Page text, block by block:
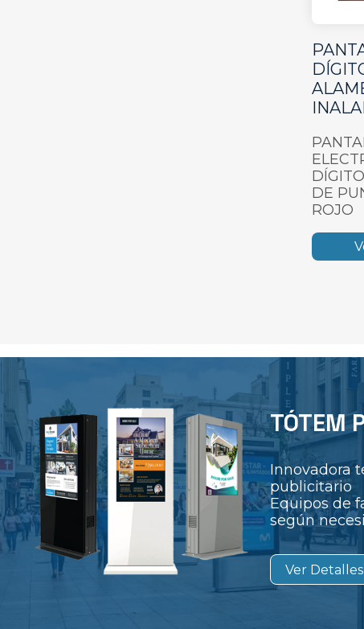
DE
ROJO
TÓTEM
Innovadora
publicitario
Equipos de
según
Ver Detalles